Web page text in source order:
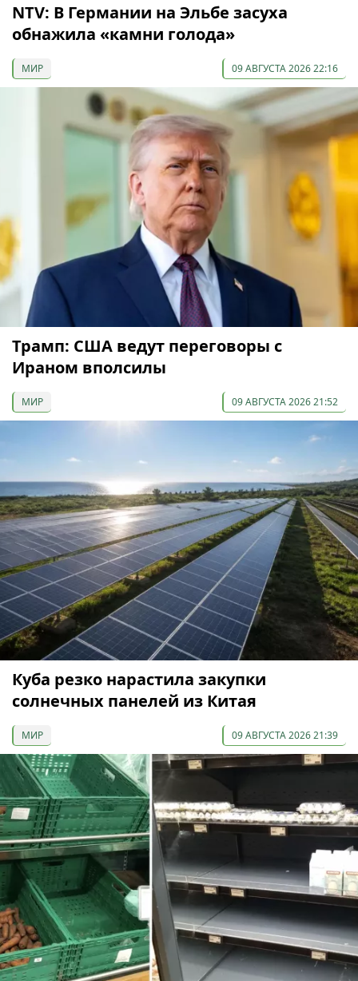
NTV: В Германии на Эльбе засуха
обнажила «камни голода»
МИР 09 АВГУСТА 2026 22:16
Трамп: США ведут переговоры с
Ираном вполсилы
МИР 09 АВГУСТА 2026 21:52
Куба резко нарастила закупки
солнечных панелей из Китая
МИР 09 АВГУСТА 2026 21:39